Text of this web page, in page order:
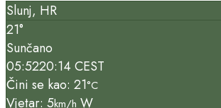
Slunj, HR
21°
Sunčano
05:5220:14 CEST
Čini se kao: 21°C
Vjetar: 5km/h W